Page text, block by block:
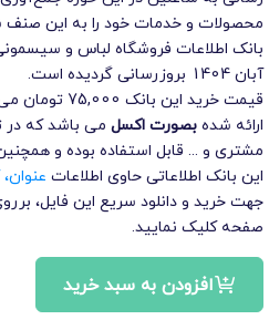
محصولات و خدمات خود را به این صنف
بانک اطلاعات فروشگاه لباس و
آبان 1404 بروزرسانی گردیده است.
قیمت خرید
ارائه شدهبصورت اکسل می باشد که در
مشتری و ... قابل استفاده بوده و
این بانک اطلاعاتی حاوی اطلاعات
جهت خرید و دانلود سریع این فایل،
صفحه کلیک نمایید.
افزودن به سبد خرید